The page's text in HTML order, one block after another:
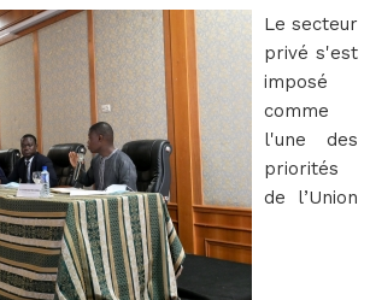
Le secteur
privé s'est
imposé
comme
l'une des
priorités
de l’Union